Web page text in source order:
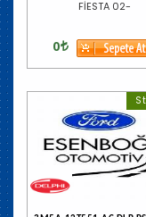
FİESTA 02-
0